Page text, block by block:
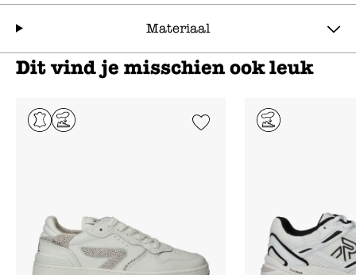
Materiaal
Dit vind je misschien ook leuk
Add to Wishlist